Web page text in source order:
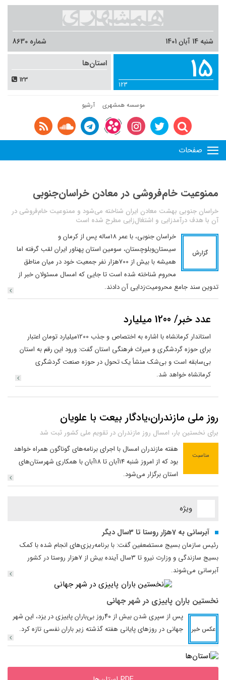
15
123
شنبه 14 آبان 1401 شماره 8630
استان‌ها
123
موسسه همشهری آرشیو
صفحات
روز ملی مازندران،یادگار بیعت با علویان
برای نخستین بار، امسال روز مازندران در تقویم ملی کشور ثبت شد
مناسبت
هفته مازندران امسال با اجرای برنامه‌های گوناگون همراه خواهد
بود که از امروز شنبه 14آبان تا 18آبان با همکاری شهرستان‌های
استان برگزار می‌شود.
ویژه
آبرسانی به 7هزار روستا تا 3سال دیگر
رئیس سازمان بسیج مستضعفین گفت: با برنامه‌ریزی‌های انجام شده با کمک
بسیج سازندگی و وزارت نیرو تا 3سال آینده بیش از 7هزار روستا در کشور
آبرسانی می‌شوند.
نخستین باران پاییزی در شهر جهانی
عکس خبر
‌پس از سپری شدن بیش از ۴۰روز بی‌باران پاییزی در یزد، این شهر
جهانی در روزهای پایانی هفته گذشته زیر باران نفسی تازه کرد.
ممنوعیت خام‌فروشی در معادن خراسان‌جنوبی
خراسان جنوبی بهشت معادن ایران شناخته می‌شود و ممنوعیت خام‌فروشی در
آن با هدف درآمدزایی و اشتغال‌زایی مطرح شده است
گزارش
خراسان جنوبی، با عمر 18ساله پس از کرمان و
سیستان‌وبلوچستان، سومین استان پهناور ایران لقب گرفته اما
همیشه با بیش از 700هزار نفر جمعیت خود در میان مناطق
محروم شناخته شده است تا جایی که امسال مسئولان خبر از
تدوین سند جامع محرومیت‌زدایی آن دادند.
عدد خبر/ 1200 میلیارد
استاندار کرمانشاه با اشاره به اختصاص و جذب 1200میلیارد تومان اعتبار
برای حوزه گردشگری و میراث فرهنگی استان گفت: ورود این رقم به استان
بی‌سابقه است و بی‌شک منشأ یک تحول در حوزه صنعت گردشگری
کرمانشاه خواهد شد.